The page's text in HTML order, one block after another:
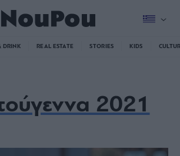
DRINK REAL ESTATE STORIES KIDS
2021